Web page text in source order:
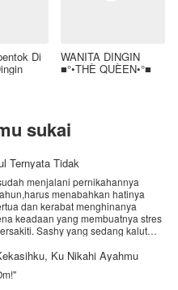
Di WANITA DINGIN
■°•THÈ QUÈEN•°■
sukai
Ternyata Tidak
menjalani pernikahannya
menabahkan hatinya
dan kerabat menghinanya
keadaan yang membuatnya stres
Sashy yang sedang kalut
Hingga dirinya terjebak
Ku Nikahi Ayahmu